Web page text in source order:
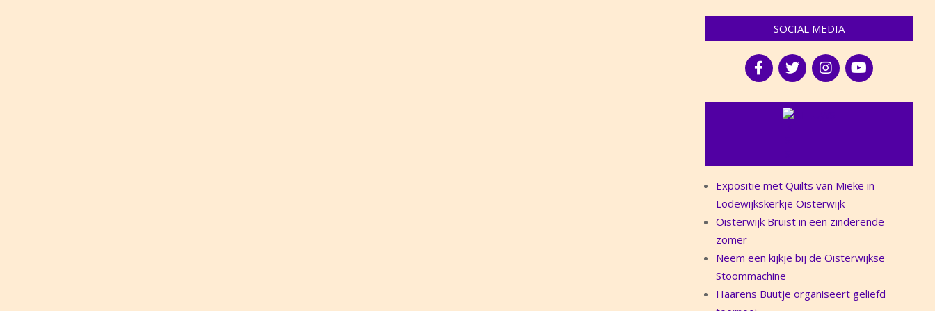
SOCIAL MEDIA
Expositie met Quilts van Mieke in
Lodewijkskerkje Oisterwijk
Oisterwijk Bruist in een zinderende
zomer
Neem een kijkje bij de Oisterwijkse
Stoommachine
Haarens Buutje organiseert geliefd